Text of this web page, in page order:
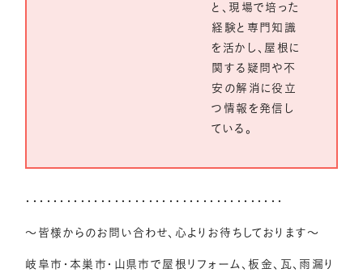
と、現場で培った
経験と専門知識
を活かし、屋根に
関する疑問や不
安の解消に役立
つ情報を発信し
ている。
・・・・・・・・・・・・・・・・・・・・・・・・・・・・・・・・・・・・・・
～皆様からのお問い合わせ、心よりお待ちしております～
岐阜市・本巣市・山県市で屋根リフォーム、板金、瓦、雨漏り